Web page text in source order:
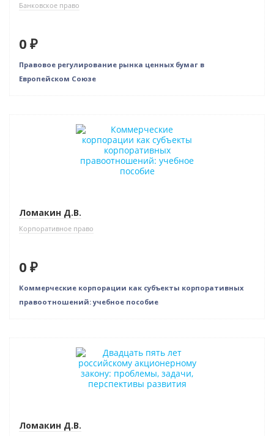
Банковское право
0 ₽
Правовое регулирование рынка ценных бумаг в
Европейском Союзе
Ломакин Д.В.
Корпоративное право
0 ₽
Коммерческие корпорации как субъекты корпоративных
правоотношений: учебное пособие
Ломакин Д.В.